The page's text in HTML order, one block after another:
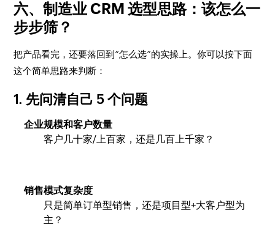
六、制造业 CRM 选型思路：该怎么一
步步筛？
把产品看完，还要落回到“怎么选”的实操上。你可以按下面
这个简单思路来判断：
1. 先问清自己 5 个问题
企业规模和客户数量
客户几十家/上百家，还是几百上千家？
销售模式复杂度
只是简单订单型销售，还是项目型+大客户型为
主？